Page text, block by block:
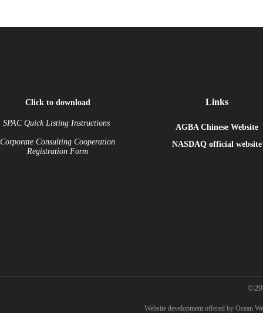
Links
AGBA Chinese Website
NASDAQ official website
Website development offered by Ocean
Click to download
SPAC Quick Listing Instructions
Corporate Consulting Cooperation
Registration Form